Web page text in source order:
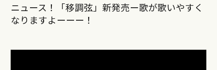
ニュース！「移調弦」新発売ー歌が歌いやすく
なりますよーーー！